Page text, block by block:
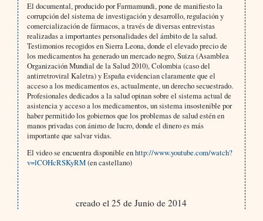
El documental, producido por Farmamundi, pone de manifiesto la
corrupción del sistema de investigación y desarrollo, regulación y
comercialización de fármacos, a través de diversas entrevistas
realizadas a importantes personalidades del ámbito de la salud.
Testimonios recogidos en Sierra Leona, donde el elevado precio de
los medicamentos ha generado un mercado negro, Suiza (Asamblea
Organización Mundial de la Salud 2010), Colombia (caso del
antirretroviral Kaletra) y España evidencian claramente que el
acceso a los medicamentos es, actualmente, un derecho secuestrado.
Profesionales dedicados a la salud opinan sobre el sistema actual de
asistencia y acceso a los medicamentos, un sistema insostenible por
haber permitido los gobiernos que los problemas de salud estén en
manos privadas con ánimo de lucro, donde el dinero es más
importante que salvar vidas.
El video se encuentra disponible enhttp://www.youtube.com/watch?
v=lCOHcRSKyRM(en castellano)
creado el 25 de Junio de 2014